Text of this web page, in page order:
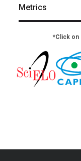
Metrics
*Click on